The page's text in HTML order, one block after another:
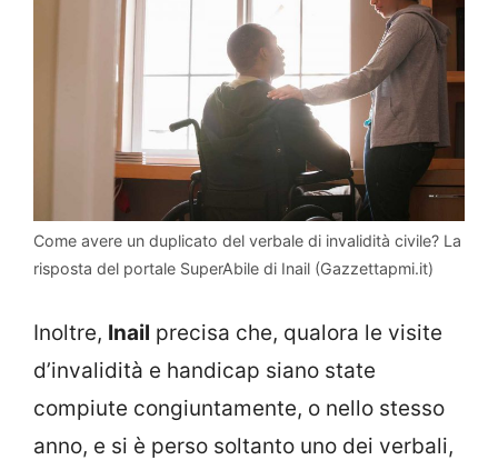
Come avere un duplicato del verbale di invalidità civile? La
risposta del portale SuperAbile di Inail (Gazzettapmi.it)
Inoltre, Inail precisa che, qualora le visite
d’invalidità e handicap siano state
compiute congiuntamente, o nello stesso
anno, e si è perso soltanto uno dei verbali,